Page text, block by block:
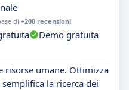
di +200 recensioni
Demo gratuita
risorse umane. Ottimizza
la ricerca dei